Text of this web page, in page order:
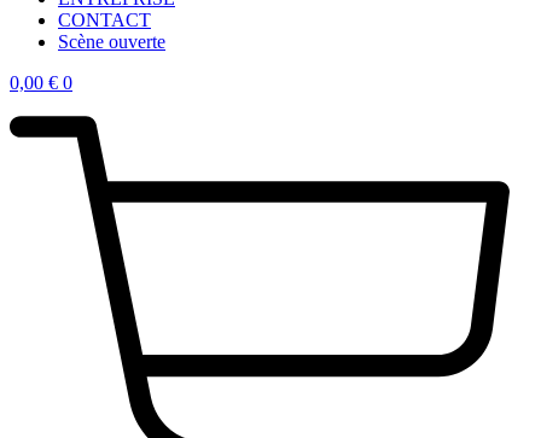
CONTACT
Scène ouverte
0,00 € 0